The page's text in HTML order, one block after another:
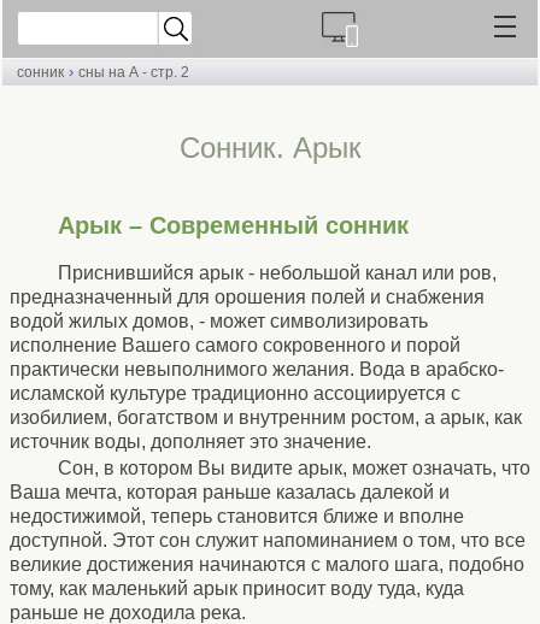
сонник › сны на А - стр. 2
Cонник. Арык
Арык – Современный сонник
Приснившийся арык - небольшой канал или ров,
предназначенный для орошения полей и снабжения
водой жилых домов, - может символизировать
исполнение Вашего самого сокровенного и порой
практически невыполнимого желания. Вода в арабско-
исламской культуре традиционно ассоциируется с
изобилием, богатством и внутренним ростом, а арык, как
источник воды, дополняет это значение.
Сон, в котором Вы видите арык, может означать, что
Ваша мечта, которая раньше казалась далекой и
недостижимой, теперь становится ближе и вполне
доступной. Этот сон служит напоминанием о том, что все
великие достижения начинаются с малого шага, подобно
тому, как маленький арык приносит воду туда, куда
раньше не доходила река.